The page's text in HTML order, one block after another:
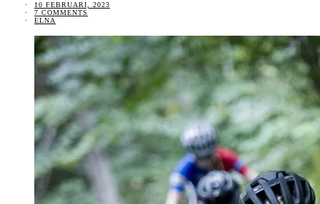
10 FEBRUARI, 2023
7 COMMENTS
ELNA